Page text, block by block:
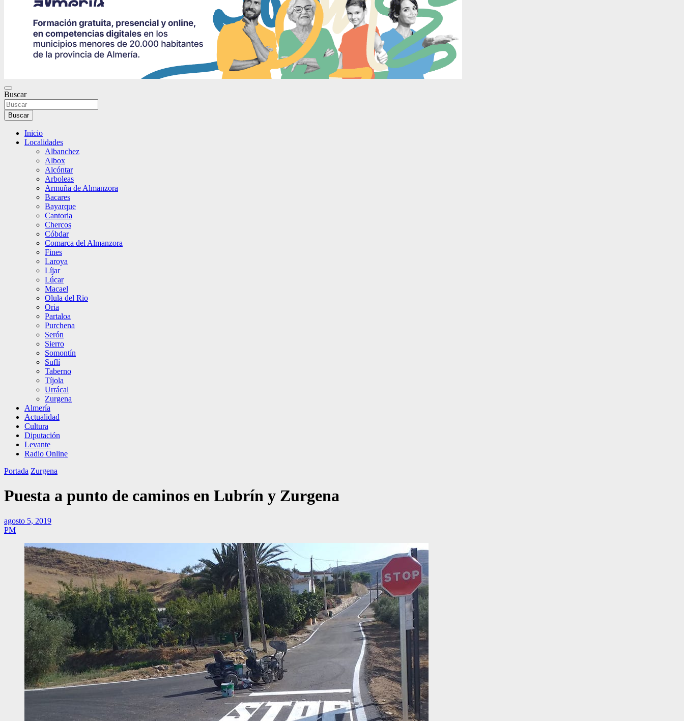
Buscar
Buscar
Inicio
Localidades
Albanchez
Albox
Alcóntar
Arboleas
Armuña de Almanzora
Bacares
Bayarque
Cantoria
Chercos
Cóbdar
Comarca del Almanzora
Fines
Laroya
Líjar
Lúcar
Macael
Olula del Rio
Oria
Partaloa
Purchena
Serón
Sierro
Somontín
Suflí
Taberno
Tíjola
Urrácal
Zurgena
Almería
Actualidad
Cultura
Diputación
Levante
Radio Online
Portada Zurgena
Puesta a punto de caminos en Lubrín y Zurgena
agosto 5, 2019
PM